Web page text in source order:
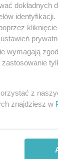
dokładnych
identyfikacji.
kliknięcie
wymagają
z
znajdziesz w